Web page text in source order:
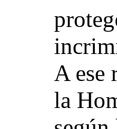
A ese
la